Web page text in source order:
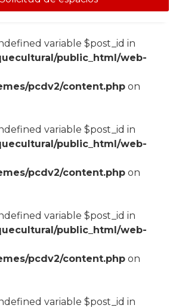
variable $post_id in
public_html/web-
pcdv2/content.phpon
variable $post_id in
public_html/web-
pcdv2/content.phpon
variable $post_id in
public_html/web-
pcdv2/content.phpon
variable $post_id in